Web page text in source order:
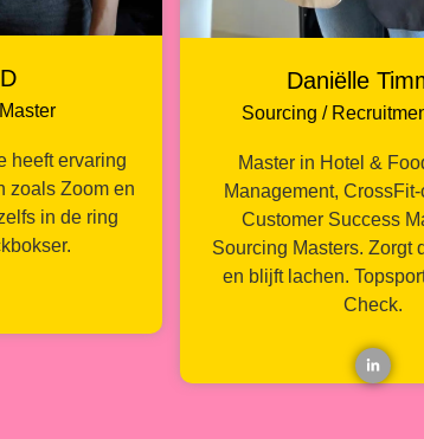
heeft ervaring
zoals Zoom en
in de ring
Daniëlle
Sourcing /
Master in Hotel &
Management,
Customer Success
Sourcing Masters. Zorgt
en blijft lachen.
Check.